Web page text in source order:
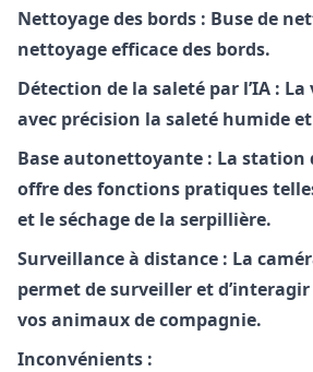
Nettoyage des bords : Buse de
nettoyage efficace des bords.
Détection de la saleté par l’IA : La
avec précision la saleté humide et
Base autonettoyante : La station
offre des fonctions pratiques
et le séchage de la serpillière.
Surveillance à distance : La
permet de surveiller et
vos animaux de compagnie.
Inconvénients :